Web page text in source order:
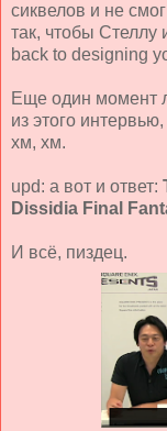
сиквелов и не
так, чтобы Стеллу
back to designing
Еще один момент
из этого
хм, хм.
upd: а вот и ответ:
Dissidia Final
И всё, пиздец.